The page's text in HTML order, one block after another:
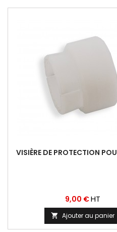
VISIÈRE DE PROTECTION
Prix
9,00 €HT
 Ajouter au panier